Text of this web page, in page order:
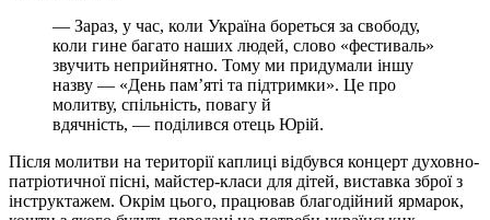
— Зараз, у час, коли Україна бореться за свободу,
коли гине багато наших людей, слово «фестиваль»
звучить неприйнятно. Тому ми придумали іншу
назву — «День пам’яті та підтримки». Це про
молитву, спільність, повагу й
вдячність, — поділився отець Юрій.
Після молитви на території каплиці відбувся концерт духовно-
патріотичної пісні, майстер-класи для дітей, виставка зброї з
інструктажем. Окрім цього, працював благодійний ярмарок,